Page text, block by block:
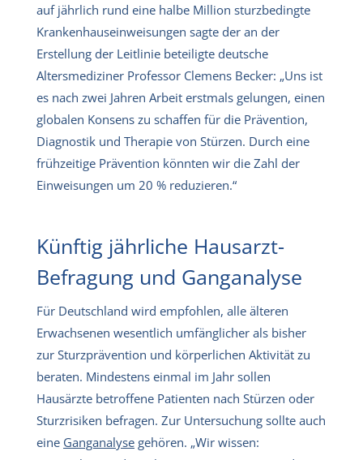
auf jährlich rund eine halbe Million sturzbedingte
Krankenhauseinweisungen sagte der an der
Erstellung der Leitlinie beteiligte deutsche
Altersmediziner Professor Clemens Becker: „Uns ist
es nach zwei Jahren Arbeit erstmals gelungen, einen
globalen Konsens zu schaffen für die Prävention,
Diagnostik und Therapie von Stürzen. Durch eine
frühzeitige Prävention könnten wir die Zahl der
Einweisungen um 20 % reduzieren.“
Künftig jährliche Hausarzt-
Befragung und Ganganalyse
Für Deutschland wird empfohlen, alle älteren
Erwachsenen wesentlich umfänglicher als bisher
zur Sturzprävention und körperlichen Aktivität zu
beraten. Mindestens einmal im Jahr sollen
Hausärzte betroffene Patienten nach Stürzen oder
Sturzrisiken befragen. Zur Untersuchung sollte auch
eine Ganganalyse gehören. „Wir wissen: